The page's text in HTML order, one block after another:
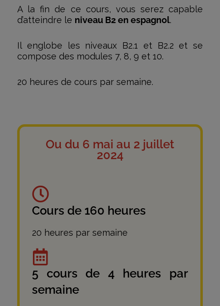
A la fin de ce cours, vous serez capable
d’atteindre le niveau B2 en espagnol.
Il englobe les niveaux B2.1 et B2.2 et se
compose des modules 7, 8, 9 et 10.
20 heures de cours par semaine.
Ou du 6 mai au 2 juillet
2024
Cours de 160 heures
20 heures par semaine
5 cours de 4 heures par
semaine